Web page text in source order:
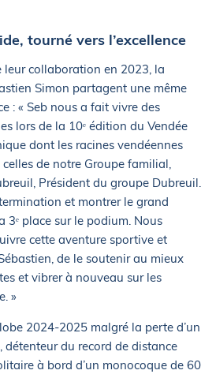
tourné vers l’excellence
leur collaboration en 2023, la
Simon partagent une même
: « Seb nous a fait vivre des
lors de la 10ᵉ édition du Vendée
dont les racines vendéennes
de notre Groupe familial,
Président du groupe Dubreuil.
et montrer le grand
3ᵉ place sur le podium. Nous
cette aventure sportive et
de le soutenir au mieux
et vibrer à nouveau sur les
»
2024-2025 malgré la perte d’un
détenteur du record de distance
à bord d’un monocoque de 60